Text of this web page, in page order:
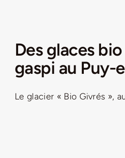
Des glaces
gaspi au Puy-
Le glacier « Bio Givrés »,